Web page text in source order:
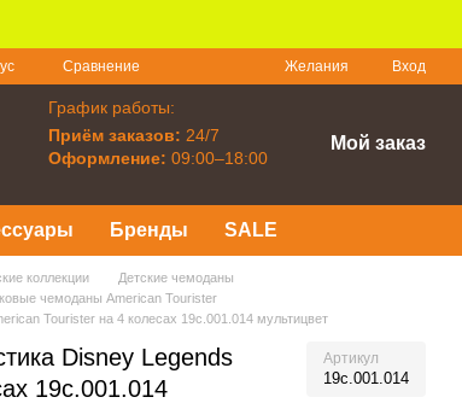
Сравнение Желания Вход
График работы:
Приём заказов: 24/7
Оформление: 09:00–18:00
Мой заказ
Бренды SALE
коллекции
Детские чемоданы
чемоданы American Tourister
Tourister на 4 колесах 19c.001.014 мультицвет
Disney Legends
19c.001.014
Артикул
19c.001.014